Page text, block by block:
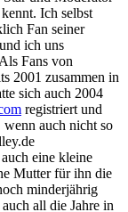
Ich selbst
Fan seiner
ich uns
Fans von
2001 zusammen in
sich auch 2004
registriert und
auch nicht so
eine kleine
Mutter für ihn die
minderjährig
all die Jahre in